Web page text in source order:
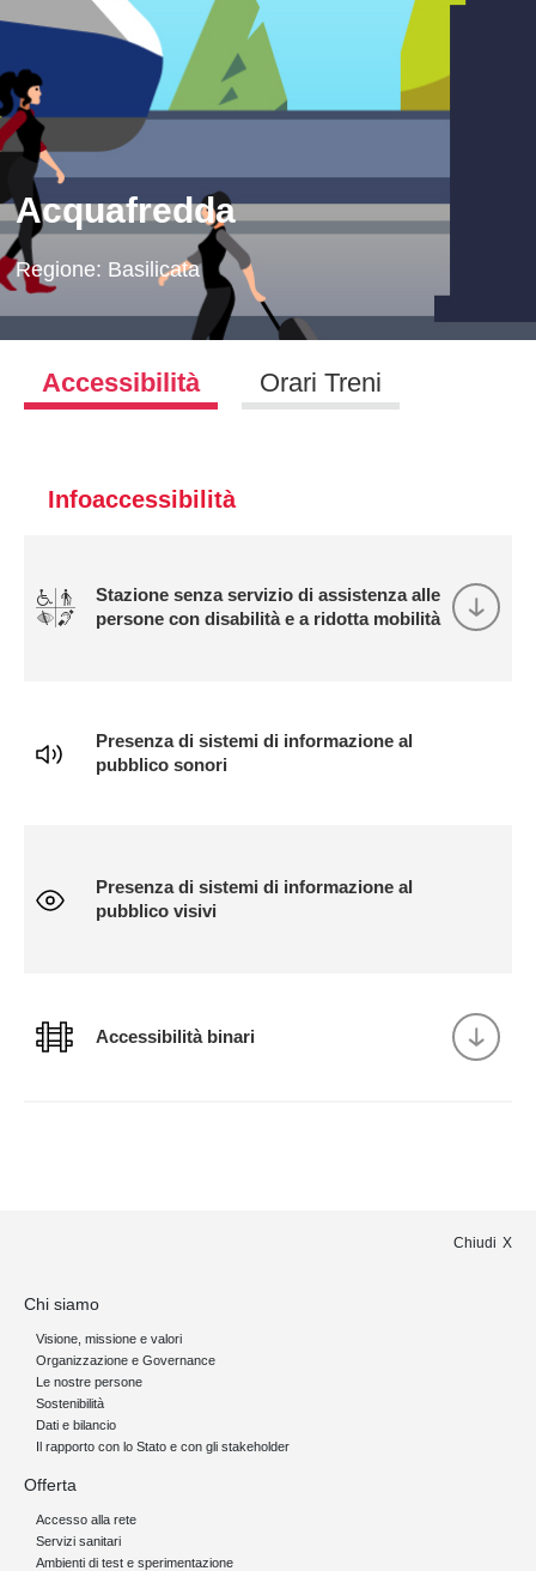
Acquafredda
Regione: Basilicata
Accessibilità Orari Treni
Infoaccessibilità
Stazione senza servizio di assistenza alle
persone con disabilità e a ridotta mobilità
Presenza di sistemi di informazione al
pubblico sonori
Presenza di sistemi di informazione al
pubblico visivi
Accessibilità binari
Chiudi
Chi siamo
Visione, missione e valori
Organizzazione e Governance
Le nostre persone
Sostenibilità
Dati e bilancio
Il rapporto con lo Stato e con gli stakeholder
Offerta
Accesso alla rete
Servizi sanitari
Ambienti di test e sperimentazione